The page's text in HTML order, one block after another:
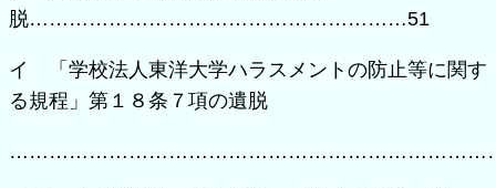
脱…………………………………………………51
イ 「学校法人東洋大学ハラスメントの防止等に関す
る規程」第１８条７項の遺脱